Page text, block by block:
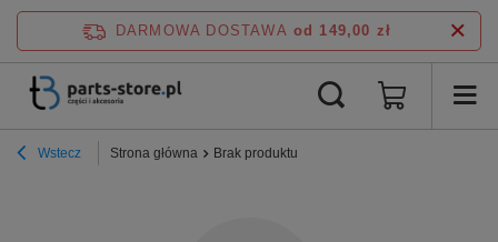
DARMOWA DOSTAWA od 149,00 zł
Wstecz Strona główna Brak produktu